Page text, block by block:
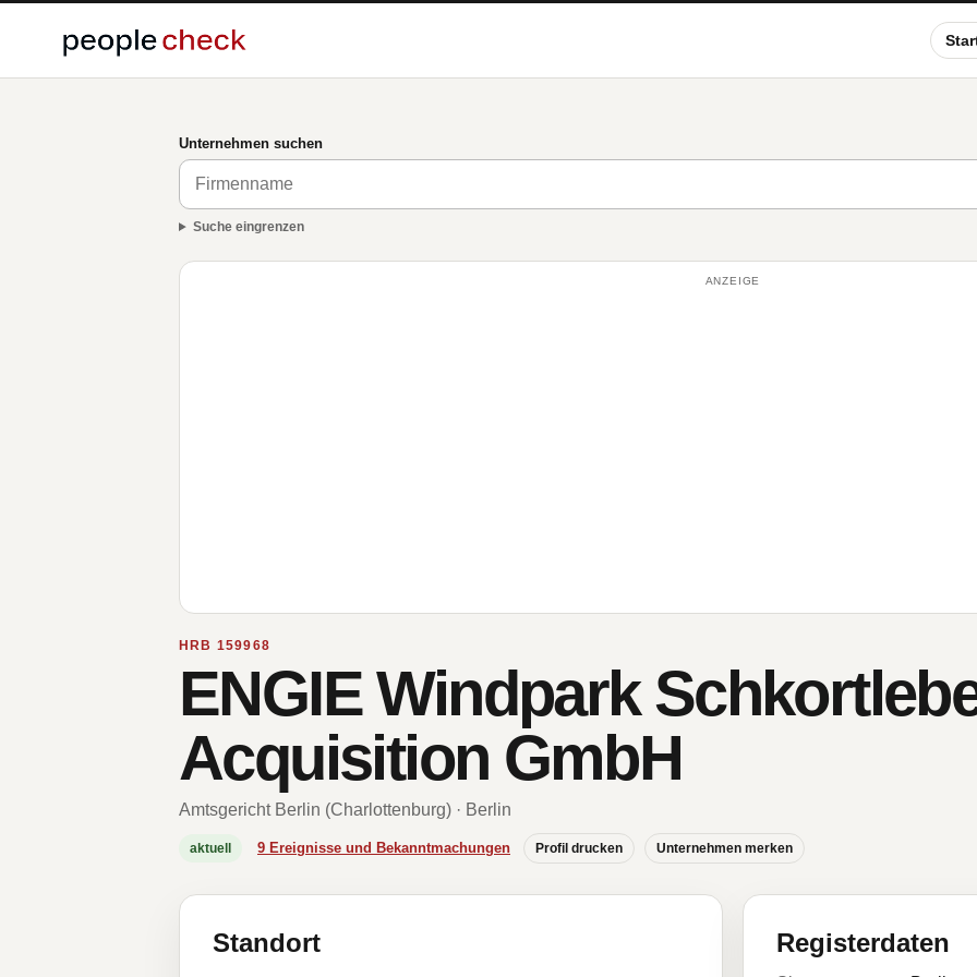
Unternehmen suchen
Suche eingrenzen
ANZEIGE
HRB 159968
ENGIE Windpark
Acquisition GmbH
Amtsgericht Berlin (Charlottenburg) · Berlin
aktuell 9 Ereignisse und Bekanntmachungen Profil drucken Unternehmen merken
Standort Registerdaten